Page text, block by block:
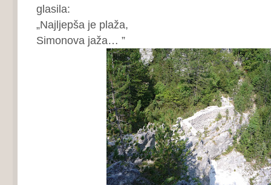
glasila:
„Najljepša je plaža,
Simonova jaža… ”